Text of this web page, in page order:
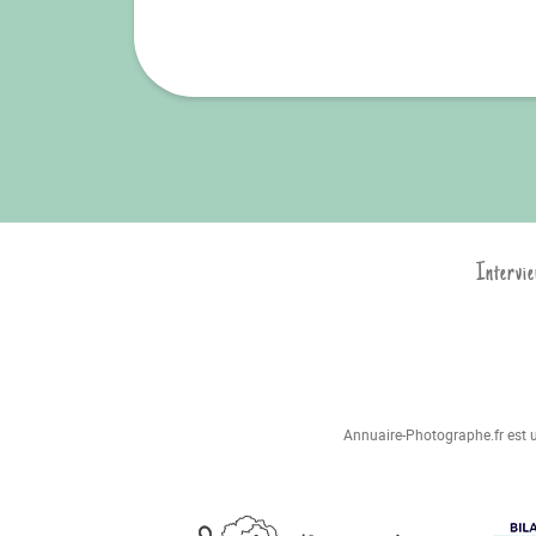
Annuaire-Photographe.fr est